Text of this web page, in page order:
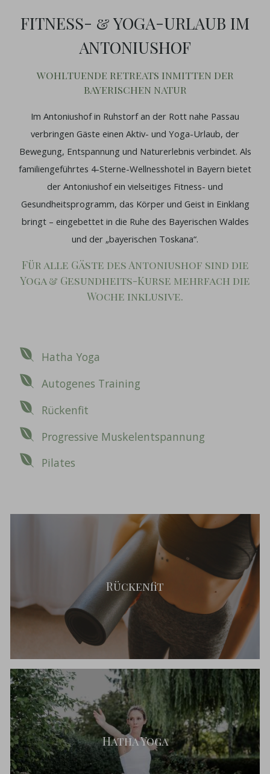
FITNESS- & YOGA-URLAUB IM
ANTONIUSHOF
WOHLTUENDE RETREATS INMITTEN DER
BAYERISCHEN NATUR
Im Antoniushof in Ruhstorf an der Rott nahe Passau
verbringen Gäste einen Aktiv- und Yoga-Urlaub, der
Bewegung, Entspannung und Naturerlebnis verbindet. Als
familiengeführtes 4-Sterne-Wellnesshotel in Bayern bietet
der Antoniushof ein vielseitiges Fitness- und
Gesundheitsprogramm, das Körper und Geist in Einklang
bringt – eingebettet in die Ruhe des Bayerischen Waldes
und der „bayerischen Toskana“.
Für alle Gäste des Antoniushof sind die
Yoga & Gesundheits-Kurse mehrfach die
Woche inklusive.
Hatha Yoga
Autogenes Training
Rückenfit
Progressive Muskelentspannung
Pilates
Rückenfit
Hatha Yoga